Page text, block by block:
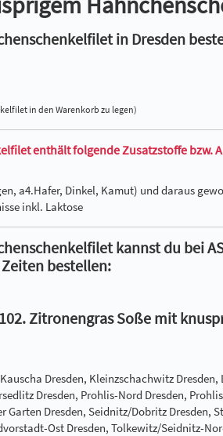
in Dresden
in den Warenkorb zu legen)
enthält folgende Zusatzstoffe bzw.
a4.Hafer, Dinkel, Kamut) und daraus
inkl. Laktose
kannst du bei
Zeiten bestellen:
Zitronengras Soße mit
Dresden, Kleinzschachwitz Dresden,
Dresden, Prohlis-Nord Dresden,
Dresden, Seidnitz/Dobritz Dresden,
Ost Dresden, Tolkewitz/Seidnitz-